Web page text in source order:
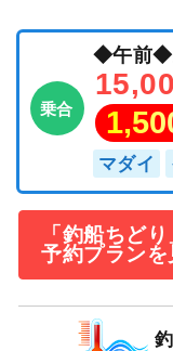
乗合
◆午前◆
マダイ
「釣船ちど
予約プランを